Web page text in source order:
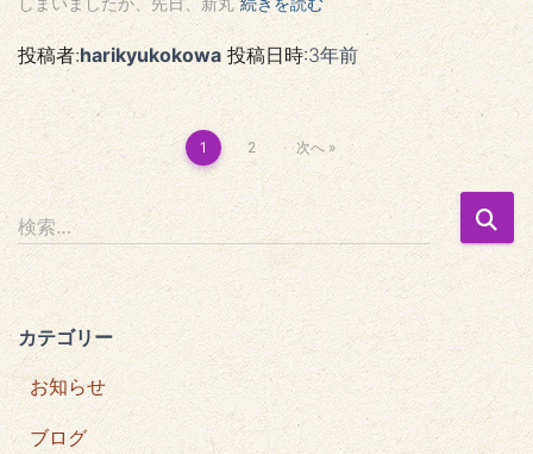
投稿者:harikyukokowa 投稿日時:3年前
投
稿
の
ペ
ー
ジ
1 2 次へ
検
索
:
検索…
カテゴリー
お知らせ
ブログ